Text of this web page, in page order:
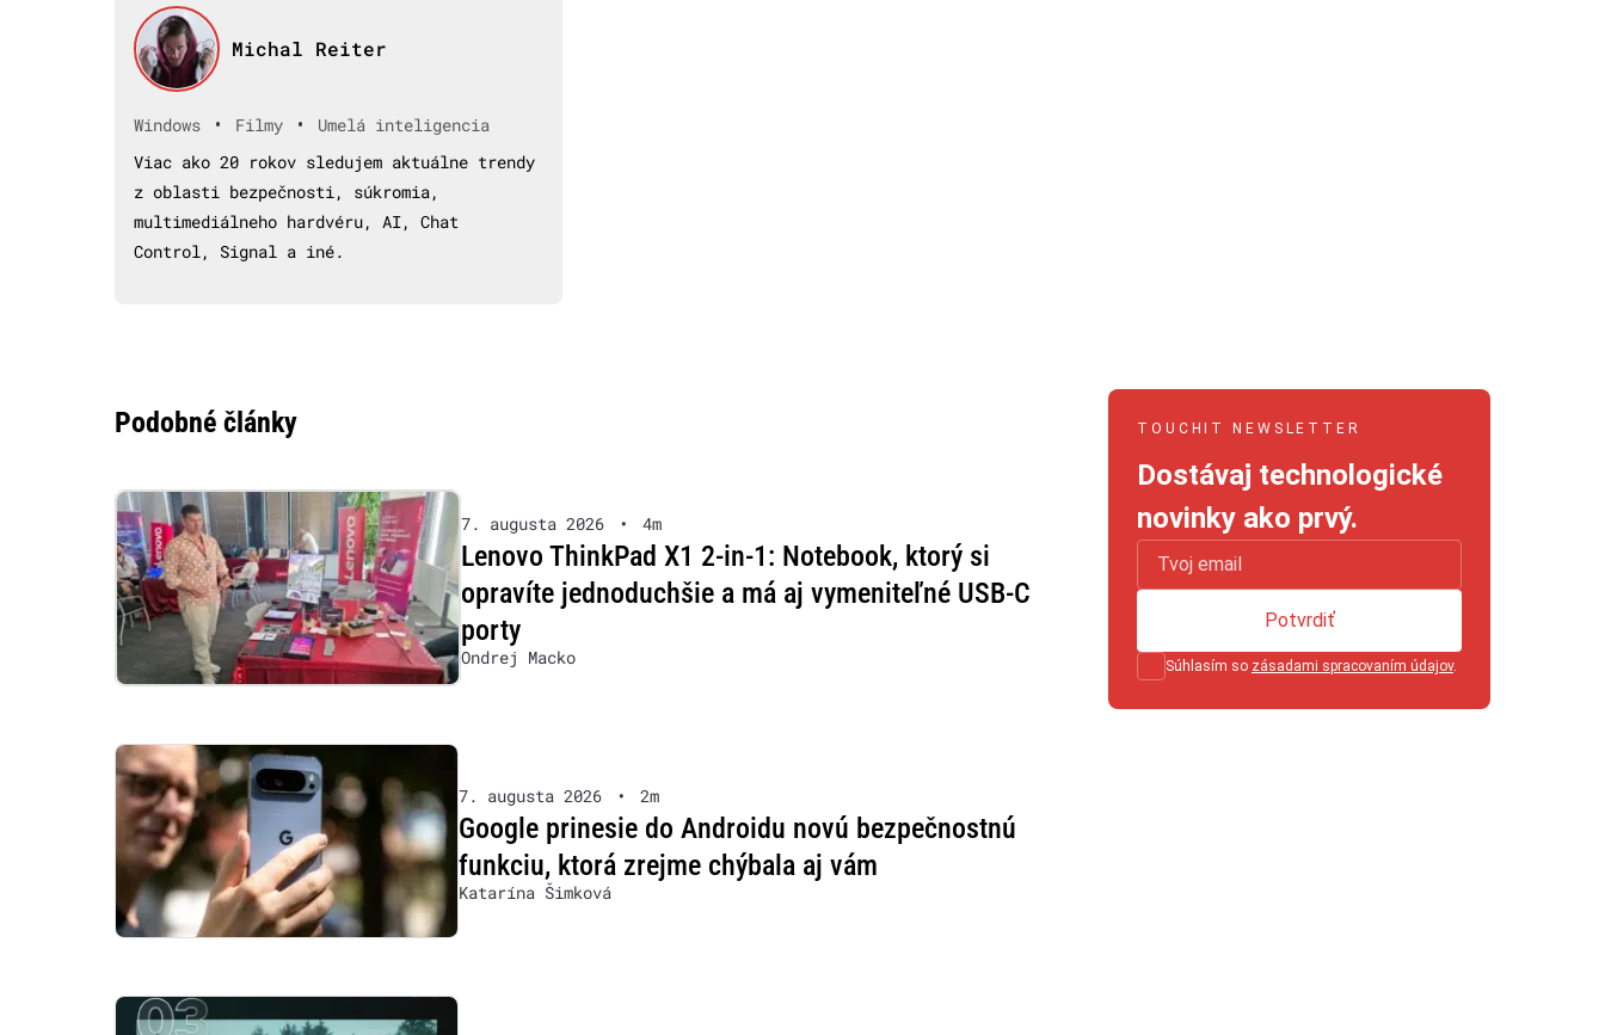
Michal Reiter
Windows • Filmy •
Umelá inteligencia
Viac ako 20 rokov sledujem aktuálne trendy
z oblasti bezpečnosti, súkromia,
multimediálneho hardvéru, AI, Chat
Control, Signal a iné.
Podobné články
7. augusta 2026 • 4m
Lenovo ThinkPad X1 2-in-1: Notebook, ktorý si
opravíte jednoduchšie a má aj vymeniteľné USB-C
porty
Ondrej Macko
7. augusta 2026 • 2m
Google prinesie do Androidu novú bezpečnostnú
funkciu, ktorá zrejme chýbala aj vám
Katarína Šimková
TOUCHIT NEWSLETTER
Dostávaj technologické
novinky ako prvý.
Súhlasím so zásadami spracovaním údajov.
Potvrdiť